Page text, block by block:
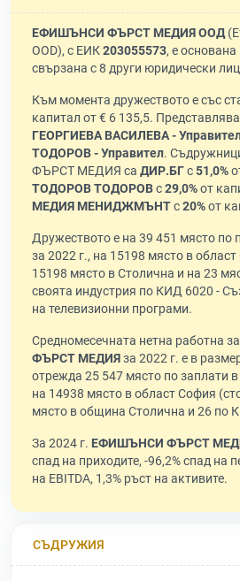
ЕФИШЪНСИ ФЪРСТ МЕДИЯ ООД
OOD), с ЕИК203055573, е основана
свързана с 8 други юридически
Към момента дружеството е със
капитал от € 6 135,5.
ГЕОРГИЕВА ВАСИЛЕВА -
ТОДОРОВ - Управител.
ФЪРСТ МЕДИЯ са ДИР.БГс51,0%
ТОДОРОВ ТОДОРОВс29,0%от
МЕДИЯ МЕНИДЖМЪНТс20%от
Дружеството е на 39 451 място по
за 2022 г., на 15198 място в
15198 място в Столична и на 23
своята индустрия по КИД 6020 -
на телевизионни програми.
Средномесечната нетна работна
ФЪРСТ МЕДИЯза 2022 г. е в
отрежда 25 547 място по заплати
на 14938 място в област София
място в община Столична и 26 по
За 2024 г. ЕФИШЪНСИ ФЪРСТ
спад на приходите, -96,2% спад на
на EBITDA, 1,3% ръст на активите.
СЪДРУЖИЯ